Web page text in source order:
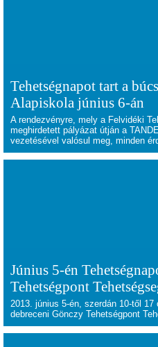
Tehetségnapot tart a
Alapiskola június 6-án
A rendezvényre, mely a Felvidéki
meghirdetett pályázat útján a
vezetésével valósul meg, minden
Június 5-én
Tehetségpont
2013. június 5-én, szerdán 10-től 17
debreceni Gönczy Tehetségpont